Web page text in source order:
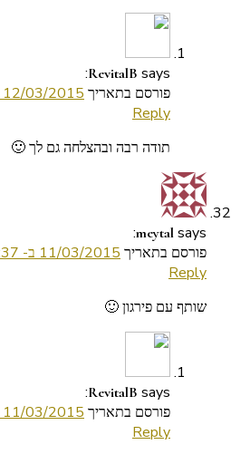
RevitalB says:
פורסם בתאריך 12/03/2015 ב- 16:07
Reply
תודה רבה ובהצלחה גם לך 🙂
meytal says:
פורסם בתאריך 11/03/2015 ב- 12:37
Reply
שותף עם פירגון 🙂
RevitalB says:
פורסם בתאריך 11/03/2015 ב- 13:00
Reply